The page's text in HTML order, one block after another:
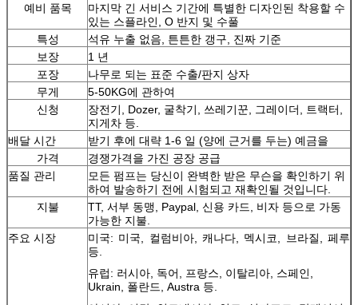
예비 품목
마지막 긴 서비스 기간에 특별한 디자인된 착용할 수
있는 스플라인, O 반지 및 수풀
특성
석유 누출 없음, 튼튼한 갱구, 진짜 기준
보장
1 년
포장
나무로 되는 표준 수출/판지 상자
무게
5-50KG에 관하여
신청
장전기, Dozer, 굴착기, 쓰레기꾼, 그레이더, 트랙터,
지게차 등.
배달 시간
받기 후에 대략 1-6 일 (양에 근거를 두는) 예금을
가격
경쟁가격을 가진 공장 공급
품질 관리
모든 펌프는 당신이 완벽한 받은 무슨을 확인하기 위
하여 발송하기 전에 시험되고 재확인될 것입니다.
지불
TT, 서부 동맹, Paypal, 신용 카드, 비자 등으로 가동
가능한 지불.
주요 시장
미국: 미국, 컬럼비아, 캐나다, 멕시코, 브라질, 페루
등.
유럽: 러시아, 독어, 프랑스, 이탈리아, 스페인,
Ukrain, 폴란드, Austra 등.